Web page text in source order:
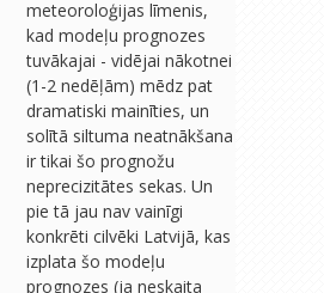
meteoroloģijas līmenis,
kad modeļu prognozes
tuvākajai - vidējai nākotnei
(1-2 nedēļām) mēdz pat
dramatiski mainīties, un
solītā siltuma neatnākšana
ir tikai šo prognožu
neprecizitātes sekas. Un
pie tā jau nav vainīgi
konkrēti cilvēki Latvijā, kas
izplata šo modeļu
prognozes (ja neskaita